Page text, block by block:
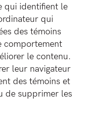
qui identifient le
qui
des témoins
comportement
le contenu.
leur navigateur
des témoins et
de supprimer les